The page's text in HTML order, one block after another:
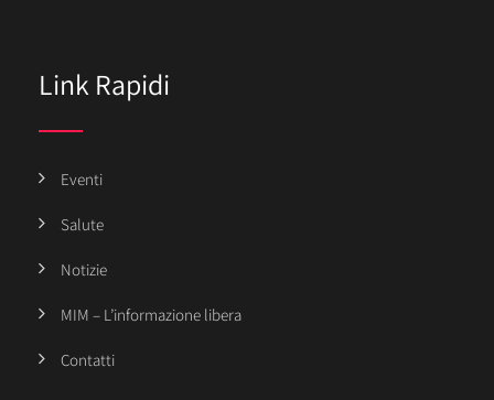
Link Rapidi
Eventi
Salute
Notizie
MIM – L’informazione libera
Contatti